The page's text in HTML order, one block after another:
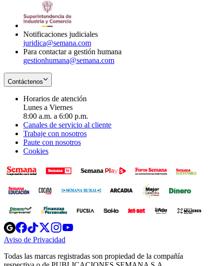
Notificaciones judiciales
juridica@semana.com
Para contactar a gestión humana
gestionhumana@semana.com
Contáctenos
Horarios de atención
Lunes a Viernes
8:00 a.m. a 6:00 p.m.
Canales de servicio al cliente
Trabaje con nosotros
Paute con nosotros
Cookies
Opens
in
new
Opens
in
new
Opens
in
new
window
Opens
new
windowwindow
Aviso de Privacidad
new
Todas las marcas registradas son propiedad de la compañía